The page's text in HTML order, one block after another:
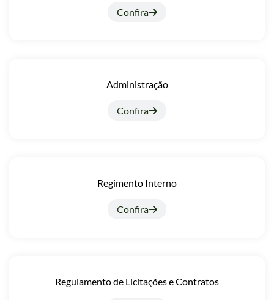
Confira
Administração
Confira
Regimento Interno
Confira
Regulamento de Licitações e Contratos